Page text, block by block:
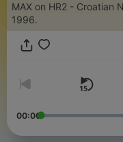
MAX on HR2 - Croatian
1996.
00:00